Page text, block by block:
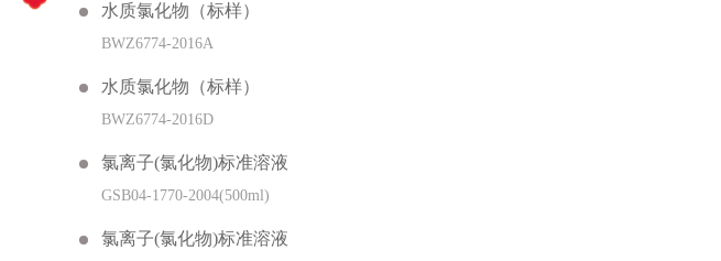
水质氯化物（标样）
BWZ6774-2016A
水质氯化物（标样）
BWZ6774-2016D
氯离子(氯化物)标准溶液
GSB04-1770-2004(500ml)
氯离子(氯化物)标准溶液